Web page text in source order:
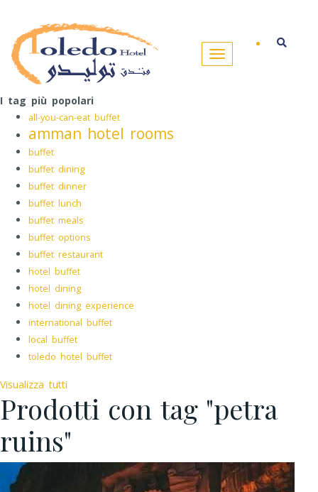
I tag più popolari
all-you-can-eat buffet
amman hotel rooms
buffet
buffet dining
buffet dinner
buffet lunch
buffet meals
buffet options
buffet restaurant
hotel buffet
hotel dining
hotel dining experience
international buffet
local buffet
toledo hotel buffet
Visualizza tutti
Prodotti con tag "petra
ruins"